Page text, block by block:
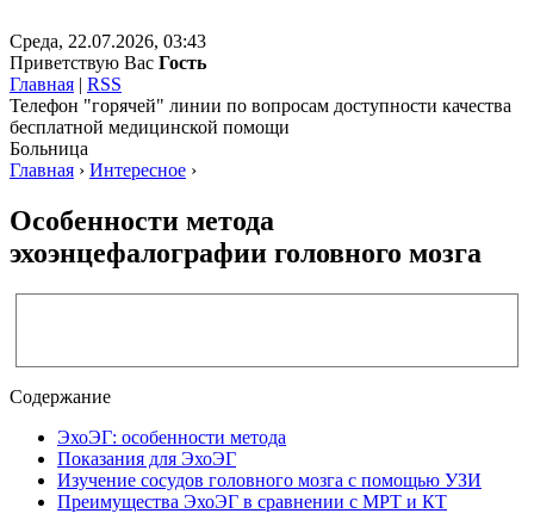
Среда, 22.07.2026, 03:43
Приветствую Вас Гость
Главная | RSS
Телефон "горячей" линии по вопросам доступности качества
бесплатной медицинской помощи
Больница
Главная › Интересное ›
Особенности метода
эхоэнцефалографии головного мозга
Содержание
ЭхоЭГ: особенности метода
Показания для ЭхоЭГ
Изучение сосудов головного мозга с помощью УЗИ
Преимущества ЭхоЭГ в сравнении с МРТ и КТ